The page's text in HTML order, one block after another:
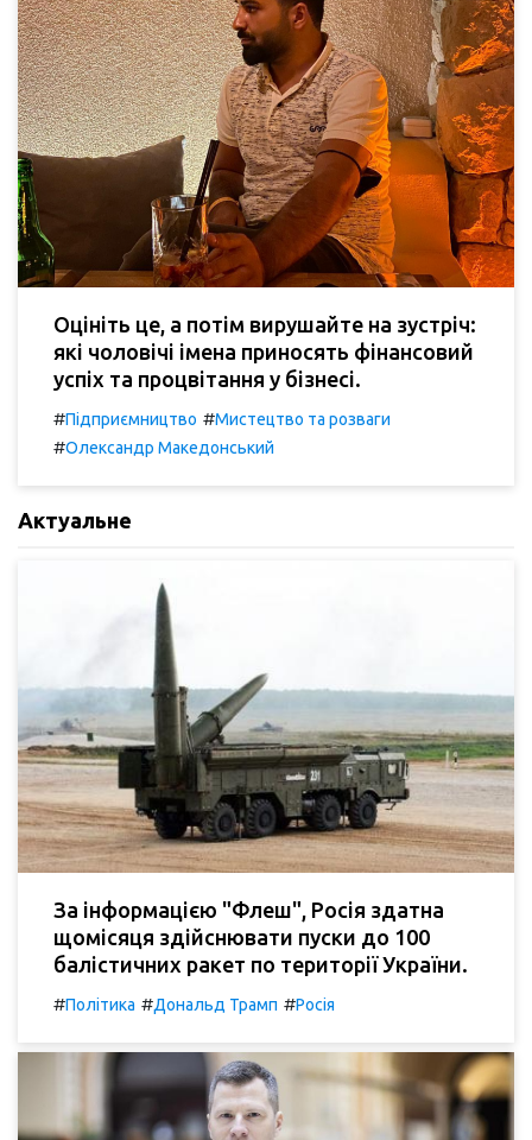
Оцініть це, а потім вирушайте на зустріч:
які чоловічі імена приносять фінансовий
успіх та процвітання у бізнесі.
#Підприємництво #Мистецтво та розваги
#Олександр Македонський
Актуальне
За інформацією "Флеш", Росія здатна
щомісяця здійснювати пуски до 100
балістичних ракет по території України.
#Політика #Дональд Трамп #Росія